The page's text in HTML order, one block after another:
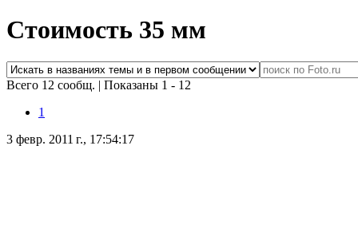
Стоимость 35 мм
Всего 12 сообщ. | Показаны 1 - 12
1
3 февр. 2011 г., 17:54:17